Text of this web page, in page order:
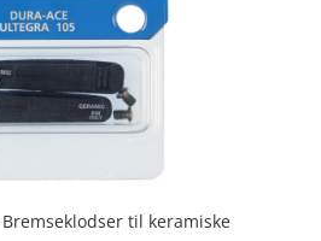
til keramiske